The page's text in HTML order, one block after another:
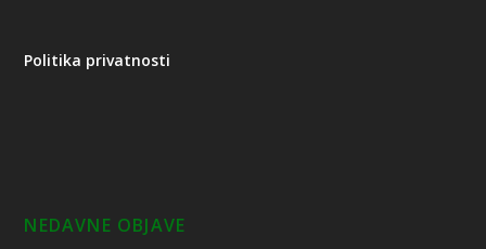
Politika privatnosti
NEDAVNE OBJAVE